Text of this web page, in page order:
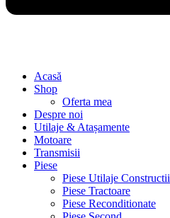
Acasă
Shop
Oferta mea
Despre noi
Utilaje & Atașamente
Motoare
Transmisii
Piese
Piese Utilaje Constructii
Piese Tractoare
Piese Reconditionate